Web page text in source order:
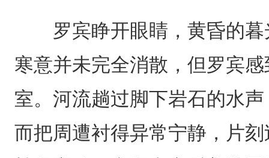
罗宾睁开眼睛，黄昏的暮
寒意并未完全消散，但罗宾
室。河流趟过脚下岩石的水
而把周遭衬得异常宁静，片